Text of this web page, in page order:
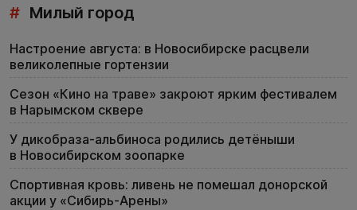
# Милый город
Настроение августа: в Новосибирске расцвели
великолепные гортензии
Сезон «Кино на траве» закроют ярким фестивалем
в Нарымском сквере
У дикобраза-альбиноса родились детёныши
в Новосибирском зоопарке
Спортивная кровь: ливень не помешал донорской
акции у «Сибирь-Арены»